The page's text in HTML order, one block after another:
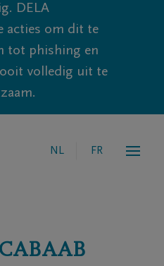
DELA
acties om dit te
tot phishing en
volledig uit te
NL FR